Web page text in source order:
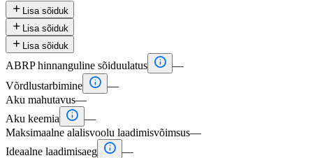
 Lisa sõiduk
 Lisa sõiduk
 Lisa sõiduk
ABRP hinnanguline sõiduulatus  —
Võrdlustarbimine  —
Aku mahutavus—
Aku keemia
 —
Maksimaalne alalisvoolu laadimisvõimsus—
Ideaalne laadimisaeg  —